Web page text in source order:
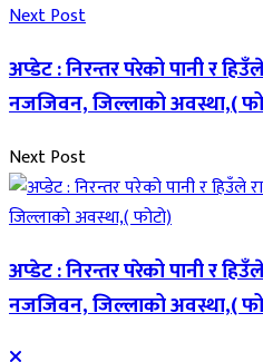
Next Post
अप्डेट : निरन्तर परेको पानी र
नजजिवन, जिल्लाको अवस्था,(
Next Post
अप्डेट : निरन्तर परेको पानी र
नजजिवन, जिल्लाको अवस्था,(